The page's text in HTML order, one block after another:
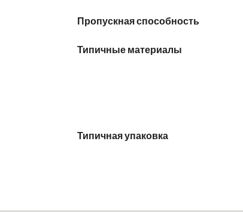
Пропускная способность
Типичные материалы
Типичная упаковка